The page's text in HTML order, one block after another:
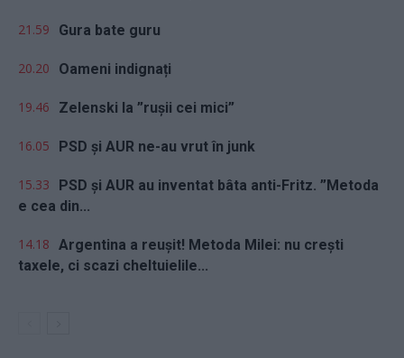
21.59 Gura bate guru
20.20 Oameni indignați
19.46 Zelenski la ”rușii cei mici”
16.05 PSD și AUR ne-au vrut în junk
15.33
PSD și AUR au inventat bâta anti-Fritz. ”Metoda
e cea din...
14.18 Argentina a reușit! Metoda Milei: nu crești
taxele, ci scazi cheltuielile...